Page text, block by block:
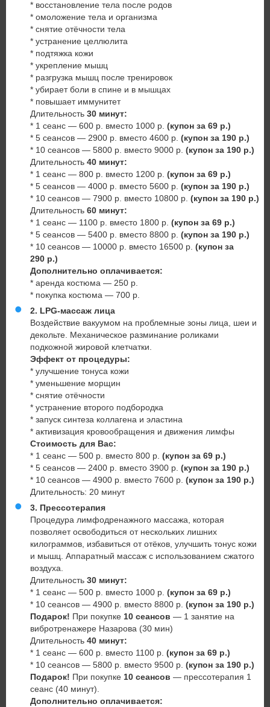
* восстановление тела после родов
* омоложение тела и организма
* снятие отёчности тела
* устранение целлюлита
* подтяжка кожи
* укрепление мышц
* разгрузка мышц после тренировок
* убирает боли в спине и в мышцах
* повышает иммунитет
Длительность 30 минут:
* 1 сеанс — 600 р. вместо 1000 р. (купон за 69 р.)
* 5 сеансов — 2900 р. вместо 4600 р. (купон за 190 р.)
* 10 сеансов — 5800 р. вместо 9000 р. (купон за 190 р.)
Длительность 40 минут:
* 1 сеанс — 800 р. вместо 1200 р. (купон за 69 р.)
* 5 сеансов — 4000 р. вместо 5600 р. (купон за 190 р.)
* 10 сеансов — 7900 р. вместо 10800 р. (купон за 190 р.)
Длительность 60 минут:
* 1 сеанс — 1100 р. вместо 1800 р. (купон за 69 р.)
* 5 сеансов — 5400 р. вместо 8800 р. (купон за 190 р.)
* 10 сеансов — 10000 р. вместо 16500 р. (купон за
290 р.)
Дополнительно оплачивается:
* аренда костюма — 250 р.
* покупка костюма — 700 р.
2. LPG-массаж лица
Воздействие вакуумом на проблемные зоны лица, шеи и
декольте. Механическое разминание роликами
подкожной жировой клетчатки.
Эффект от процедуры:
* улучшение тонуса кожи
* уменьшение морщин
* снятие отёчности
* устранение второго подбородка
* запуск синтеза коллагена и эластина
* активизация кровообращения и движения лимфы
Стоимость для Вас:
* 1 сеанс — 500 р. вместо 800 р. (купон за 69 р.)
* 5 сеансов — 2400 р. вместо 3900 р. (купон за 190 р.)
* 10 сеансов — 4900 р. вместо 7600 р. (купон за 190 р.)
Длительность: 20 минут
3. Прессотерапия
Процедура лимфодренажного массажа, которая
позволяет освободиться от нескольких лишних
килограммов, избавиться от отёков, улучшить тонус кожи
и мышц. Аппаратный массаж с использованием сжатого
воздуха.
Длительность 30 минут:
* 1 сеанс — 500 р. вместо 1000 р. (купон за 69 р.)
* 10 сеансов — 4900 р. вместо 8800 р. (купон за 190 р.)
Подарок! При покупке 10 сеансов — 1 занятие на
вибротренажере Назарова (30 мин)
Длительность 40 минут:
* 1 сеанс — 600 р. вместо 1100 р. (купон за 69 р.)
* 10 сеансов — 5800 р. вместо 9500 р. (купон за 190 р.)
Подарок! При покупке 10 сеансов — прессотерапия 1
сеанс (40 минут).
Дополнительно оплачивается: